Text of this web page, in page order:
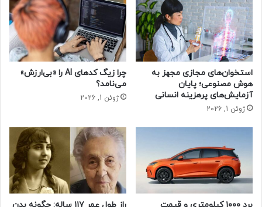
آخرین قیمت رمزارزها (۵ دی)
به‌روزرسانی قیمت ارزهای دیجیتالی
این رده حاوی تغییرات قیمتی ۱۰ ارز دیجیتالی بزرگ از نظر ارزش
بازار است.
قیمت: ۹۸ هزار و ۳۵۴.۷۸ دلار
تغییرات قیمتی ۲۴ ساعت گذشته: ۴.۵۱ درصد افزایش
تغییرات قیمتی یک هفته اخیر: ۵.۱۹ درصد کاهش
استخوان‌های مجازی مجهز به
هوش مصنوعی؛ پایان
آزمایش‌های پرهزینه انسانی
ژوئن 1, 2026
چرا زیگ کدهای AI را «بی‌ارزش»
می‌نامد؟
ژوئن 1, 2026